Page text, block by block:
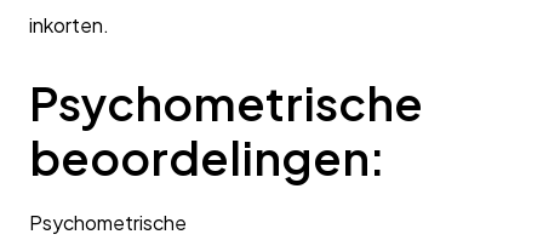
inkorten.
Psychometrische
beoordelingen:
Psychometrische